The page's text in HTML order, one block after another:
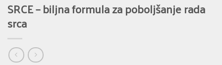
SRCE – biljna formula za poboljšanje rada
srca